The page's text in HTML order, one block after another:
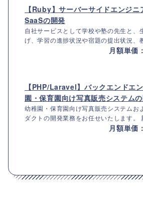
【Ruby】サーバーサイドエンジ
SaaSの開発
自社サービスとして学校や塾の先生と、
げ、学習の進捗状況や宿題の提出状況、
月額単価
【PHP/Laravel】バックエンドエ
園・保育園向け写真販売システム
幼稚園・保育園向け写真販売システムお
ダクトの開発業務をお任せいたします。
月額単価